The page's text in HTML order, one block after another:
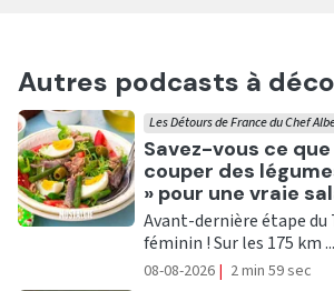
Autres podcasts à
Ecouter
Savez-vous ce
couper des
» pour une vraie
Les Détours de France du Chef
Avant-dernière étape du
féminin ! Sur les 175 km ...
08-08-2026 | 2 min 59 sec